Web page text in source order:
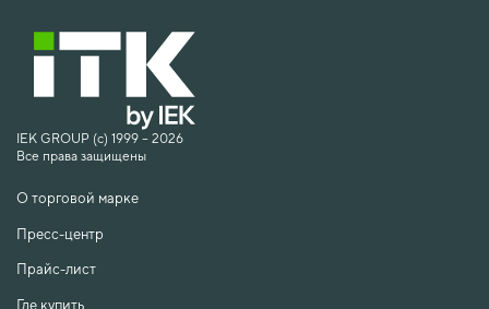
IEK GROUP (c) 1999 – 2026
Все права защищены
О торговой марке
Пресс-центр
Прайс-лист
Где купить